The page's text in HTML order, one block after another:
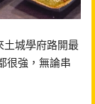
城學府路開最
很強，無論串